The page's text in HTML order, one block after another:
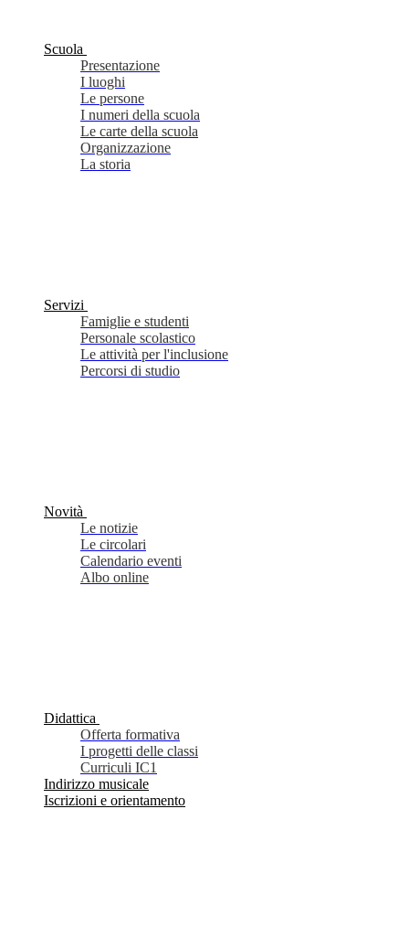
Scuola
Presentazione
I luoghi
Le persone
I numeri della scuola
Le carte della scuola
Organizzazione
La storia
Servizi
Famiglie e studenti
Personale scolastico
Le attività per l'inclusione
Percorsi di studio
Novità
Le notizie
Le circolari
Calendario eventi
Albo online
Didattica
Offerta formativa
I progetti delle classi
Curriculi IC1
Indirizzo musicale
Iscrizioni e orientamento